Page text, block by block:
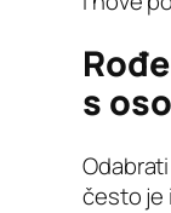
s
često je